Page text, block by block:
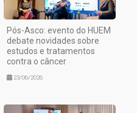
Pós-Asco: evento do HUEM
debate novidades sobre
estudos e tratamentos
contra o câncer
23/06/2026